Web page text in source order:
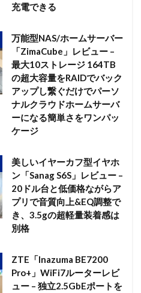
充電できる
万能型NAS/ホームサーバー
「ZimaCube」レビュー –
最大10ストレージ 164TB
の超大容量をRAIDでバック
アップし繋ぐだけでパーソ
ナルクラウドホームサーバ
ーになる簡単さをワンパッ
ケージ
美しいイヤーカフ型イヤホ
ン「Sanag S6S」レビュー –
20ドル台と低価格ながらア
プリで音質向上&EQ調整で
き、3.5gの超軽量装着感は
別格
ZTE「Inazuma BE7200
Pro+」WiFi7ルーターレビ
ュー – 独立2.5GbEポートを